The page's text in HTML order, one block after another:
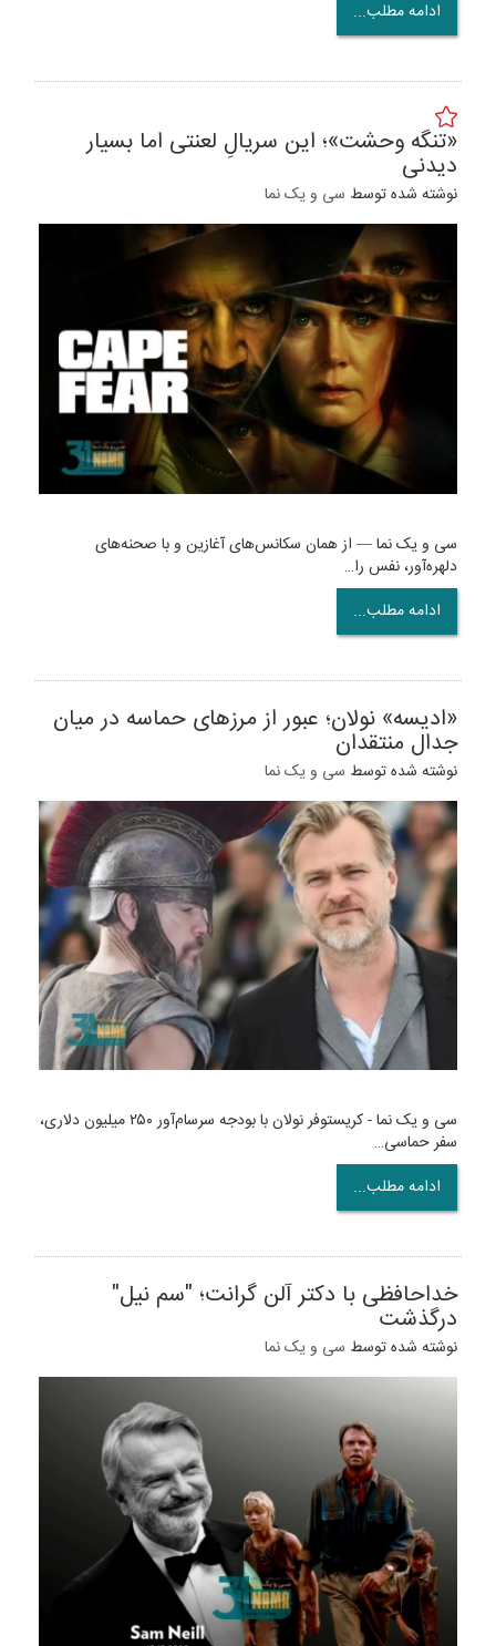
ادامه مطلب...
«تنگه وحشت»؛ این سریالِ لعنتی اما بسیار
دیدنی
نوشته شده توسط سی و یک نما
سی و یک نما — از همان سکانس‌های آغازین و با صحنه‌های
دلهره‌آور، نفس را…
ادامه مطلب...
«ادیسه» نولان؛ عبور از مرزهای حماسه در میان
جدال منتقدان
نوشته شده توسط سی و یک نما
سی و یک نما - کریستوفر نولان با بودجه سرسام‌آور ۲۵۰ میلیون دلاری،
سفر حماسی…
ادامه مطلب...
خداحافظی با دکتر آلن گرانت؛ "سم نیل"
درگذشت
نوشته شده توسط سی و یک نما